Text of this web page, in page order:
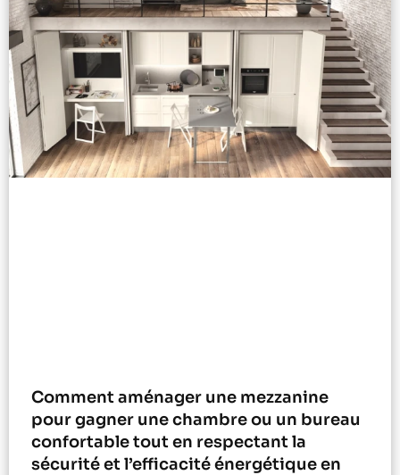
Comment aménager une mezzanine
pour gagner une chambre ou un bureau
confortable tout en respectant la
sécurité et l’efficacité énergétique en